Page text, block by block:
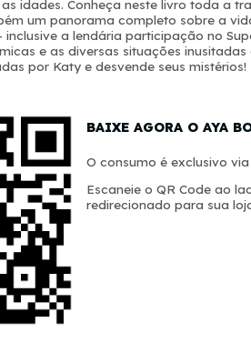
idades. Conheça neste livro toda a
um panorama completo sobre a
a lendária participação no
e as diversas situações
por Katy e desvende seus mistérios!
BAIXE AGORA O AYA
O consumo é exclusivo
Escaneie o QR Code ao
redirecionado para sua